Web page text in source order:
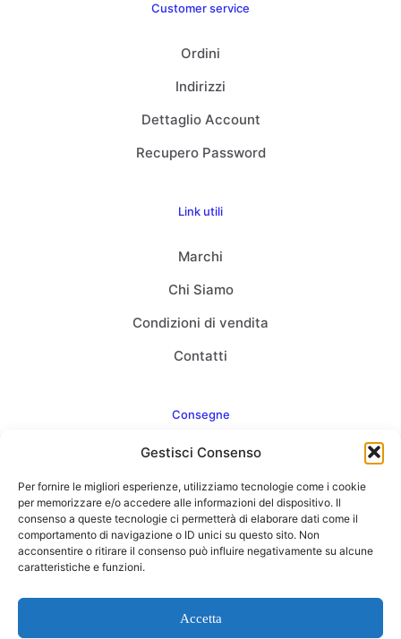
Gestisci Consenso
Per fornire le migliori esperienze, utilizziamo tecnologie come i cookie
per memorizzare e/o accedere alle informazioni del dispositivo. Il
consenso a queste tecnologie ci permetterà di elaborare dati come il
comportamento di navigazione o ID unici su questo sito. Non
acconsentire o ritirare il consenso può influire negativamente su alcune
caratteristiche e funzioni.
Accetta
Customer service
Ordini
Indirizzi
Dettaglio Account
Recupero Password
Link utili
Marchi
Chi Siamo
Condizioni di vendita
Contatti
Consegne
Come consegnamo
FAQ